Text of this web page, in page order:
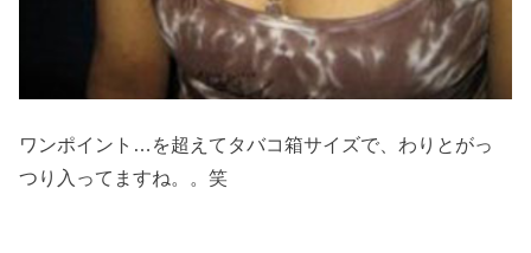
ワンポイント…を超えてタバコ箱サイズで、わりとがっ
つり入ってますね。。笑